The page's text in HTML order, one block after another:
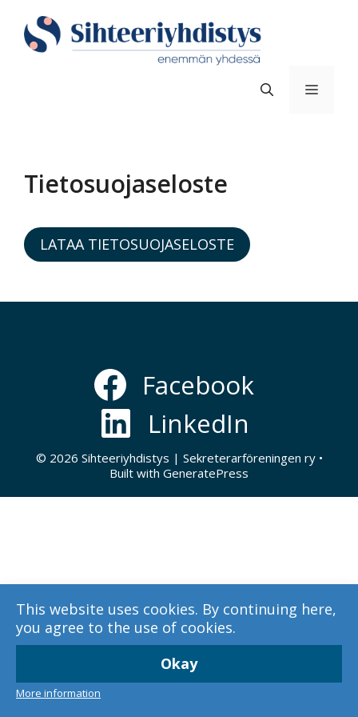
sisältöön
Tietosuojaseloste
LATAA TIETOSUOJASELOSTE
Facebook
LinkedIn
© 2026 Sihteeriyhdistys | Sekreterarföreningen ry•
Built with GeneratePress
This website uses cookies. By continuing here,
you agree to the use of cookies.
Okay
More information